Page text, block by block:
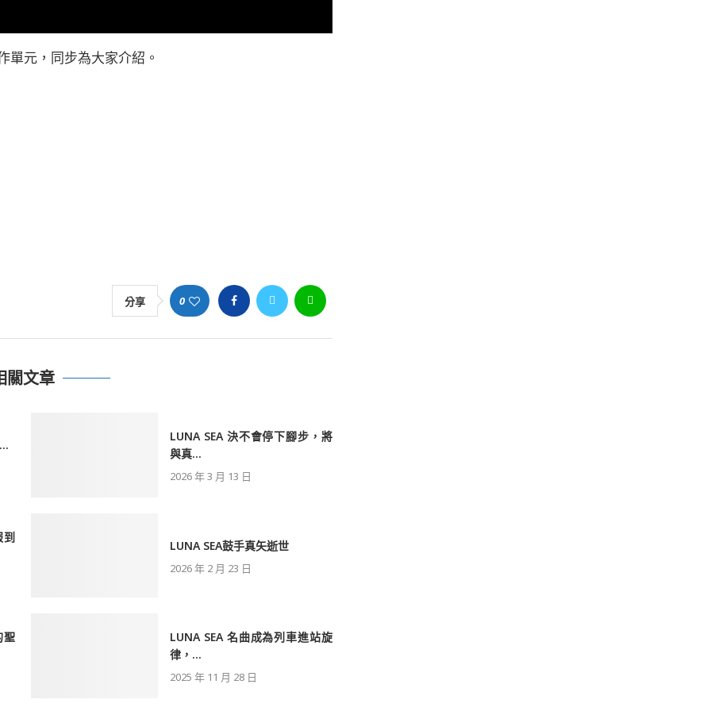
單元，同步為大家介紹。
分享 0
關文章
LUNA SEA 決不會停下腳步，將
與真...
2026 年 3 月 13 日
到
LUNA SEA鼓手真矢逝世
2026 年 2 月 23 日
聖
LUNA SEA 名曲成為列車進站旋
律，...
2025 年 11 月 28 日